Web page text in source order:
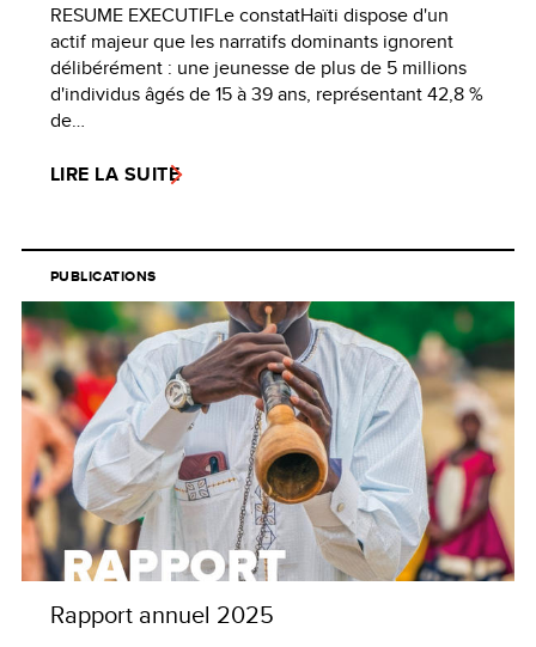
RESUME EXECUTIFLe constatHaïti dispose d'un
actif majeur que les narratifs dominants ignorent
délibérément : une jeunesse de plus de 5 millions
d'individus âgés de 15 à 39 ans, représentant 42,8 %
de…
LIRE LA SUITE
PUBLICATIONS
Rapport annuel 2025